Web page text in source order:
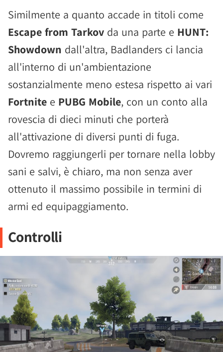
Similmente a quanto accade in titoli come
Escape from Tarkov da una parte e HUNT:
Showdown dall'altra, Badlanders ci lancia
all'interno di un'ambientazione
sostanzialmente meno estesa rispetto ai vari
Fortnite e PUBG Mobile, con un conto alla
rovescia di dieci minuti che porterà
all'attivazione di diversi punti di fuga.
Dovremo raggiungerli per tornare nella lobby
sani e salvi, è chiaro, ma non senza aver
ottenuto il massimo possibile in termini di
armi ed equipaggiamento.
Controlli